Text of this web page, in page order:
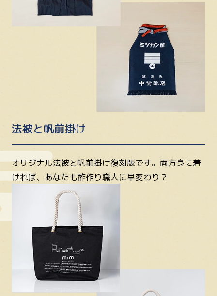
法被と帆前掛け
オリジナル法被と帆前掛け復刻版です。両方身に着
ければ、あなたも酢作り職人に早変わり？